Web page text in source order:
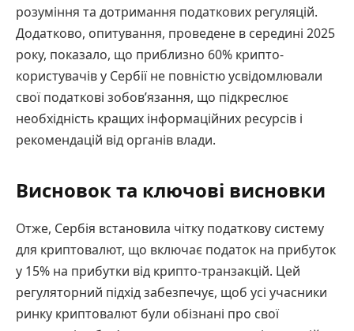
розуміння та дотримання податкових регуляцій.
Додатково, опитування, проведене в середині 2025
року, показало, що приблизно 60% крипто-
користувачів у Сербії не повністю усвідомлювали
свої податкові зобов’язання, що підкреслює
необхідність кращих інформаційних ресурсів і
рекомендацій від органів влади.
Висновок та ключові висновки
Отже, Сербія встановила чітку податкову систему
для криптовалют, що включає податок на прибуток
у 15% на прибутки від крипто-транзакцій. Цей
регуляторний підхід забезпечує, щоб усі учасники
ринку криптовалют були обізнані про свої